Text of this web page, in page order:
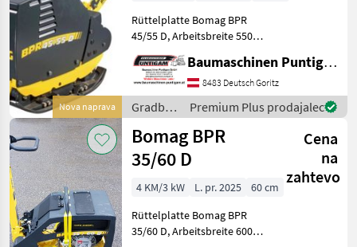
Nova naprava
Rüttelplatte Bomag BPR
45/55 D, Arbeitsbreite 550
Referenznummer: 3918
Baumaschinen Puntigam
GmbH Unser Spezialgebiet:
Ankauf - Verkauf - Ver
Baumaschinen Puntigam GmbH
8483 Deutsch Goritz
Gradbeni
stroji /
Bomag
Premium Plus prodajalec
Bomag BPR
35/60 D
Cena
na
zahtevo
4 KM/3 kW L. pr. 2025
60 cm
Rüttelplatte Bomag BPR
35/60 D, Arbeitsbreite 600